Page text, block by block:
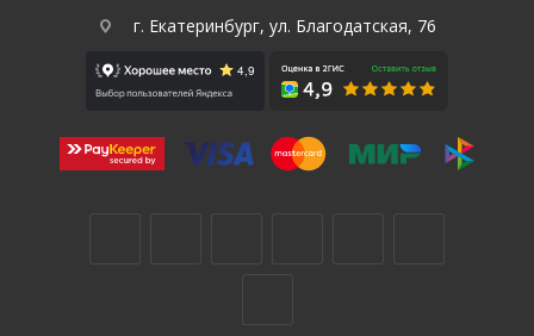
г. Екатеринбург, ул. Благодатская, 76